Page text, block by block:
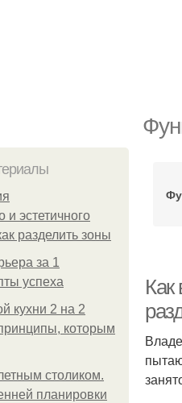
и эстетичного
разделить зоны
за 1
успеха
кухни 2 на 2
которым
столиком.
планировки
Как